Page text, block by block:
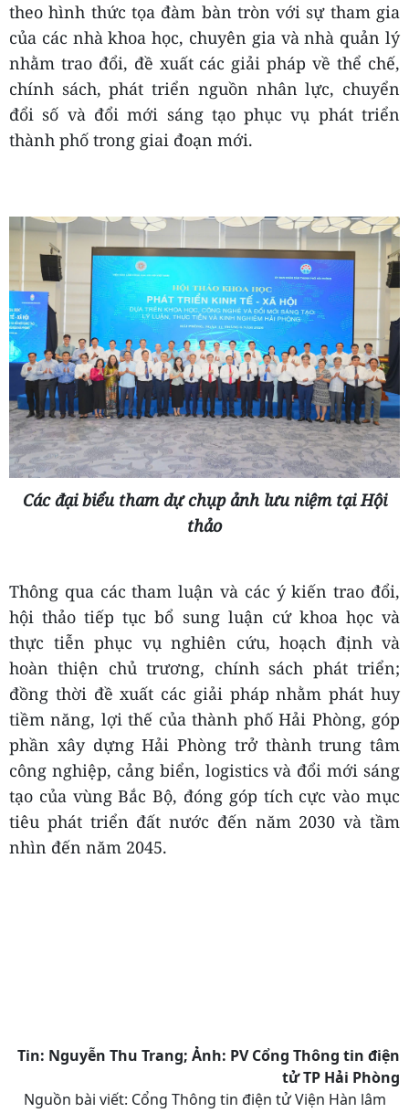
Toàn cảnh Hội thảo
Phiên thứ hai với chủ đề “Đột phá về thể chế
chính sách và gợi ý cho Hải Phòng” được tổ chức
theo hình thức tọa đàm bàn tròn với sự tham gia
của các nhà khoa học, chuyên gia và nhà quản lý
nhằm trao đổi, đề xuất các giải pháp về thể chế,
chính sách, phát triển nguồn nhân lực, chuyển
đổi số và đổi mới sáng tạo phục vụ phát triển
thành phố trong giai đoạn mới.
Các đại biểu tham dự chụp ảnh lưu niệm tại Hội
thảo
Thông qua các tham luận và các ý kiến trao đổi,
tạo của vùng Bắc Bộ, đóng góp tích cực vào mục
tiêu phát triển đất nước đến năm 2030 và tầm
nhìn đến năm 2045.